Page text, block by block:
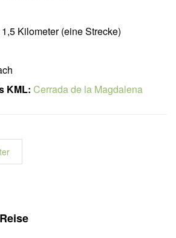
1,5 Kilometer (eine Strecke)
KML: Cerrada de la Magdalena